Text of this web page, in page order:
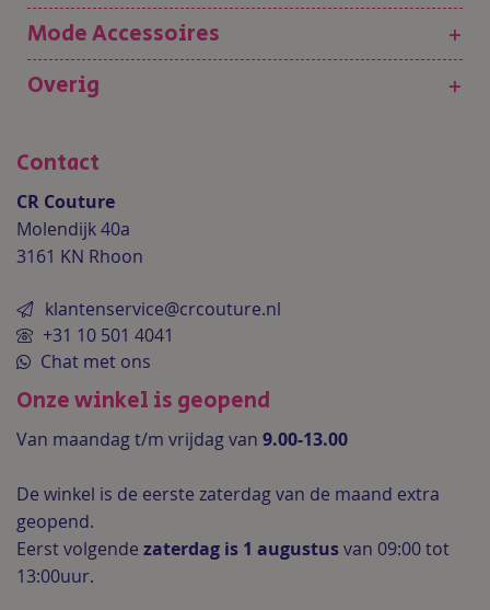
Mode Accessoires
+
Overig
+
Contact
CR Couture
Molendijk 40a
3161 KN Rhoon
klantenservice@crcouture.nl
+31 10 501 4041
Chat met ons
Onze winkel is geopend
Van maandag t/m vrijdag van 9.00-13.00
De winkel is de eerste zaterdag van de maand extra
geopend.
Eerst volgende zaterdag is 1 augustusvan 09:00 tot
13:00uur.